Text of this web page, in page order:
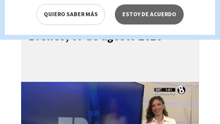
Telediario En Directo con Paula
Brenes, 07 de agosto 2026
QUIERO SABER MÁS ESTOY DE ACUERDO